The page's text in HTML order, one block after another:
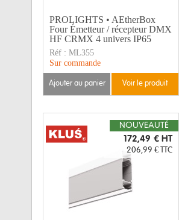
PROLIGHTS • AEtherBox
Four Émetteur / récepteur DMX
HF CRMX 4 univers IP65
Réf : ML355
Sur commande
ajouter au panier voir le produit
NOUVEAUTÉ
172,49 € HT
206,99 € TTC